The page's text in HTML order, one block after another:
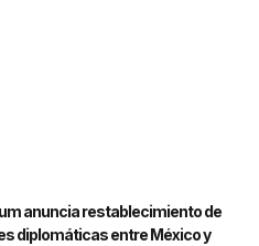
anuncia restablecimiento de
diplomáticas entre México y